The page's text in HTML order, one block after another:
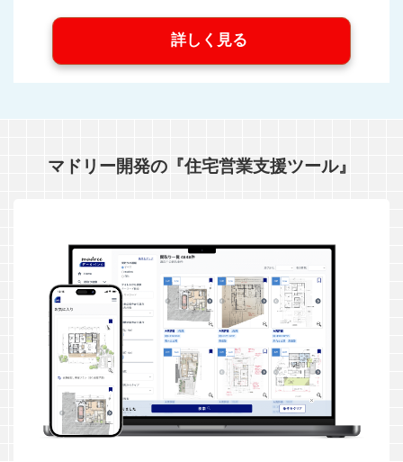
詳しく見る
マドリー開発の『住宅営業支援ツール』